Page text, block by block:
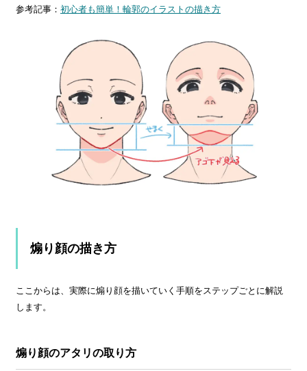
参考記事： 初心者も簡単！輪郭のイラストの描き方
煽り顔の描き方
ここからは、実際に煽り顔を描いていく手順をステップごとに解説
します。
煽り顔のアタリの取り方